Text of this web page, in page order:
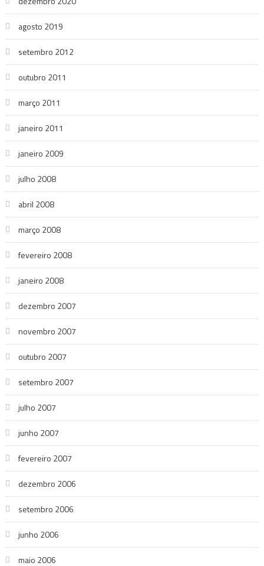
agosto 2019
setembro 2012
outubro 2011
março 2011
janeiro 2011
janeiro 2009
julho 2008
abril 2008
março 2008
fevereiro 2008
janeiro 2008
dezembro 2007
novembro 2007
outubro 2007
setembro 2007
julho 2007
junho 2007
fevereiro 2007
dezembro 2006
setembro 2006
junho 2006
maio 2006